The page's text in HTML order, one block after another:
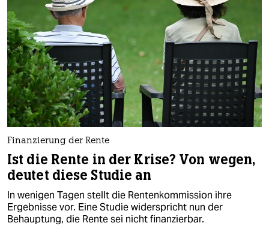
Finanzierung der Rente
Ist die Rente in der Krise? Von wegen,
deutet diese Studie an
In wenigen Tagen stellt die Rentenkommission ihre
Ergebnisse vor. Eine Studie widerspricht nun der
Behauptung, die Rente sei nicht finanzierbar.